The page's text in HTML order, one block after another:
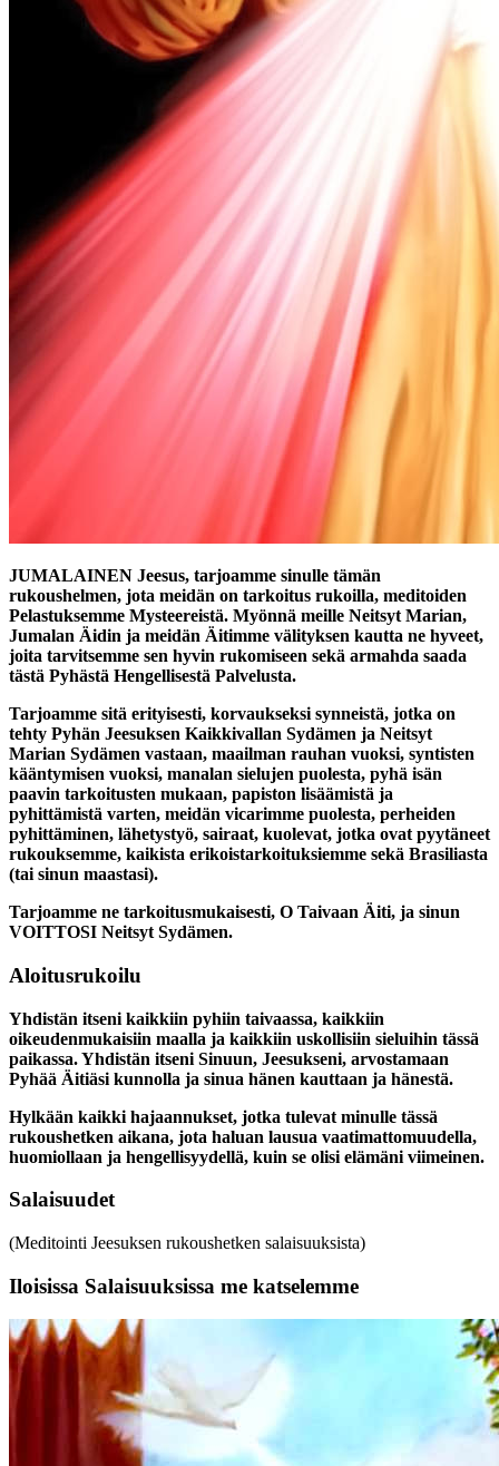
JUMALAINEN Jeesus, tarjoamme sinulle tämän
rukoushelmen, jota meidän on tarkoitus rukoilla, meditoiden
Pelastuksemme Mysteereistä. Myönnä meille Neitsyt Marian,
Jumalan Äidin ja meidän Äitimme välityksen kautta ne hyveet,
joita tarvitsemme sen hyvin rukomiseen sekä armahda saada
tästä Pyhästä Hengellisestä Palvelusta.
Tarjoamme sitä erityisesti, korvaukseksi synneistä, jotka on
tehty Pyhän Jeesuksen Kaikkivallan Sydämen ja Neitsyt
Marian Sydämen vastaan, maailman rauhan vuoksi, syntisten
kääntymisen vuoksi, manalan sielujen puolesta, pyhä isän
paavin tarkoitusten mukaan, papiston lisäämistä ja
pyhittämistä varten, meidän vicarimme puolesta, perheiden
pyhittäminen, lähetystyö, sairaat, kuolevat, jotka ovat pyytäneet
rukouksemme, kaikista erikoistarkoituksiemme sekä Brasiliasta
(tai sinun maastasi).
Tarjoamme ne tarkoitusmukaisesti, O Taivaan Äiti, ja sinun
VOITTOSI Neitsyt Sydämen.
Aloitusrukoilu
Yhdistän itseni kaikkiin pyhiin taivaassa, kaikkiin
oikeudenmukaisiin maalla ja kaikkiin uskollisiin sieluihin tässä
paikassa. Yhdistän itseni Sinuun, Jeesukseni, arvostamaan
Pyhää Äitiäsi kunnolla ja sinua hänen kauttaan ja hänestä.
Hylkään kaikki hajaannukset, jotka tulevat minulle tässä
rukoushetken aikana, jota haluan lausua vaatimattomuudella,
huomiollaan ja hengellisyydellä, kuin se olisi elämäni viimeinen.
Salaisuudet
(Meditointi Jeesuksen rukoushetken salaisuuksista)
Iloisissa Salaisuuksissa me katselemme